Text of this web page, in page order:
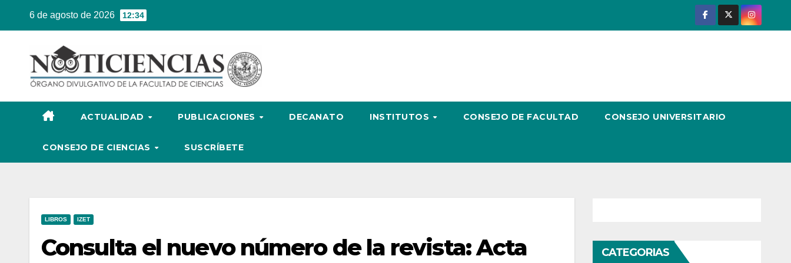
6 de agosto de 2026 12:34
ACTUALIDAD PUBLICACIONES DECANATO INSTITUTOS CONSEJO DE FACULTAD CONSEJO UNIVERSITARIO
CONSEJO DE CIENCIAS SUSCRÍBETE
LIBROS IZET
Consulta el nuevo número de la revista: Acta
CATEGORIAS